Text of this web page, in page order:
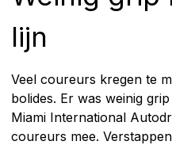
lijn
Veel coureurs kregen te
bolides. Er was weinig
Miami International
coureurs mee.